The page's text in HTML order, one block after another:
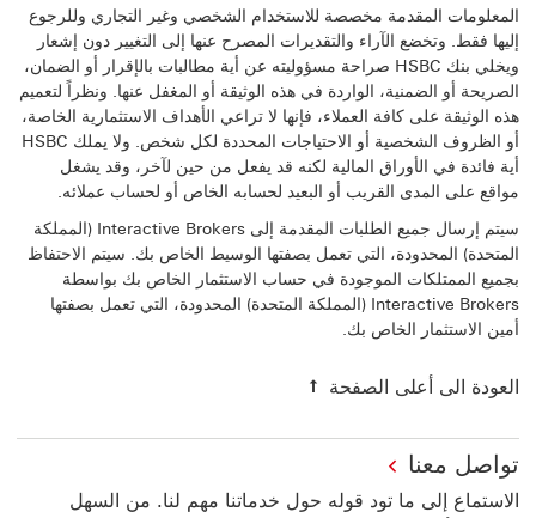
المعلومات المقدمة مخصصة للاستخدام الشخصي وغير التجاري وللرجوع
إليها فقط. وتخضع الآراء والتقديرات المصرح عنها إلى التغيير دون إشعار
ويخلي بنك HSBC صراحة مسؤوليته عن أية مطالبات بالإقرار أو الضمان،
الصريحة أو الضمنية، الواردة في هذه الوثيقة أو المغفل عنها. ونظراً لتعميم
هذه الوثيقة على كافة العملاء، فإنها لا تراعي الأهداف الاستثمارية الخاصة،
أو الظروف الشخصية أو الاحتياجات المحددة لكل شخص. ولا يملك HSBC
أية فائدة في الأوراق المالية لكنه قد يفعل من حين لآخر، وقد يشغل
مواقع على المدى القريب أو البعيد لحسابه الخاص أو لحساب عملائه.
سيتم إرسال جميع الطلبات المقدمة إلى Interactive Brokers (المملكة
المتحدة) المحدودة، التي تعمل بصفتها الوسيط الخاص بك. سيتم الاحتفاظ
بجميع الممتلكات الموجودة في حساب الاستثمار الخاص بك بواسطة
Interactive Brokers (المملكة المتحدة) المحدودة، التي تعمل بصفتها
العودة الى أعلى الصفحة
تواصل معنا
الاستماع إلى ما تود قوله حول خدماتنا مهم لنا. من السهل